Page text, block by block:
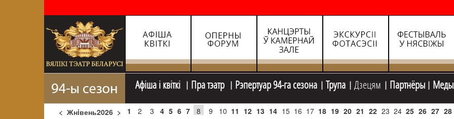
Афiша i квiткi Пра тэатр Рэпертуар 94-га сезона Трупа Дзецям Партнёры
< Жнiвень2026 > 1 2 3 4 5 6 7 8 9 10 11 12 13 14 15 16 17 18 19 20 21 22 23 24 25 26 27 28